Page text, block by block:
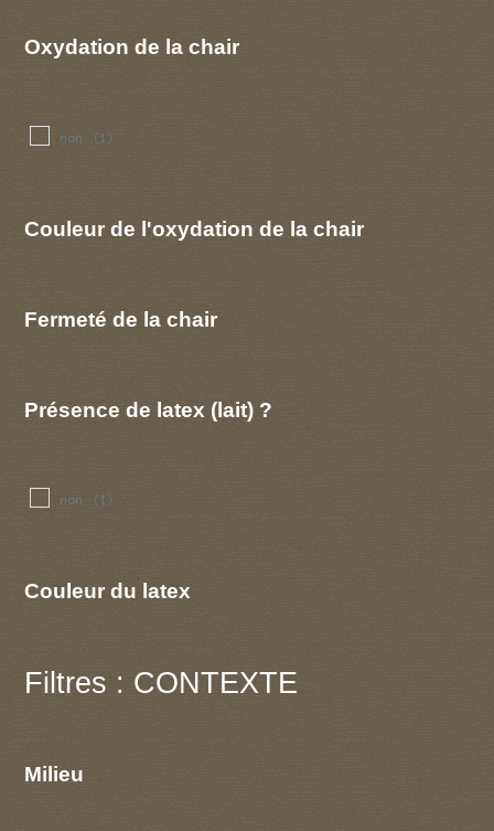
Oxydation de la chair
non (1)
Couleur de l'oxydation de la chair
Fermeté de la chair
Présence de latex (lait) ?
non (1)
Couleur du latex
Filtres : CONTEXTE
Milieu